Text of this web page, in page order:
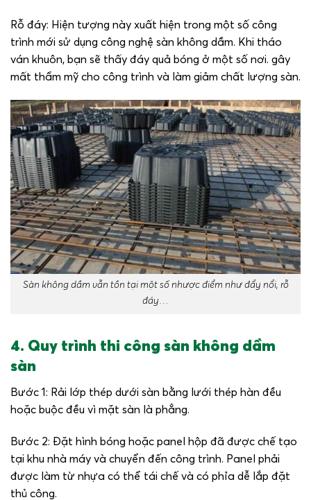
Rỗ đáy: Hiện tượng này xuất hiện trong một số công
trình mới sử dụng công nghệ sàn không dầm. Khi tháo
ván khuôn, bạn sẽ thấy đáy quả bóng ở một số nơi. gây
mất thẩm mỹ cho công trình và làm giảm chất lượng sàn.
Sàn không dầm vẫn tồn tại một số nhược điểm như đẩy nổi, rỗ
đáy…
4. Quy trình thi công sàn không dầm
sàn
Bước 1: Rải lớp thép dưới sàn bằng lưới thép hàn đều
hoặc buộc đều vì mặt sàn là phẳng.
Bước 2: Đặt hình bóng hoặc panel hộp đã được chế tạo
tại khu nhà máy và chuyển đến công trình. Panel phải
được làm từ nhựa có thể tái chế và có phỉa dễ lắp đặt
thủ công.